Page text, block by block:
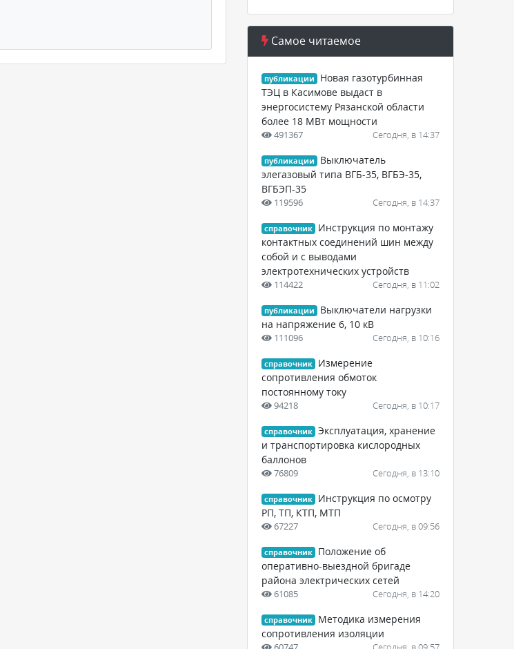
Самое читаемое
публикации
Новая газотурбинная
ТЭЦ в Касимове выдаст в
энергосистему Рязанской области
более 18 МВт мощности
491367 Сегодня, в 14:37
публикации
Выключатель
элегазовый типа ВГБ-35, ВГБЭ-35,
ВГБЭП-35
119596 Сегодня, в 14:37
справочник
Инструкция по монтажу
контактных соединений шин между
собой и с выводами
электротехнических устройств
114422 Сегодня, в 11:02
публикации
Выключатели нагрузки
на напряжение 6, 10 кВ
111096 Сегодня, в 10:16
справочник
Измерение
сопротивления обмоток
постоянному току
94218 Сегодня, в 10:17
справочник Эксплуатация, хранение
и транспортировка кислородных
баллонов
76809 Сегодня, в 13:10
справочник
Инструкция по осмотру
РП, ТП, КТП, МТП
67227 Сегодня, в 09:56
справочник
Положение об
оперативно-выездной бригаде
района электрических сетей
61085 Сегодня, в 14:20
справочник
Методика измерения
сопротивления изоляции